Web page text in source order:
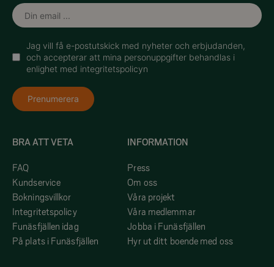
Jag vill få e-postutskick med nyheter och erbjudanden,
och accepterar att mina personuppgifter behandlas i
enlighet med integritetspolicyn
Prenumerera
BRA ATT VETA
FAQ
Kundservice
Bokningsvillkor
Integritetspolicy
Funäsfjällen idag
På plats i Funäsfjällen
INFORMATION
Press
Om oss
Våra projekt
Våra medlemmar
Jobba i Funäsfjällen
Hyr ut ditt boende med oss